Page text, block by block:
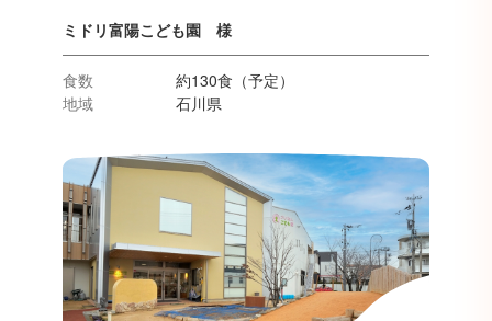
ミドリ富陽こども園 様
食数
約130食（予定）
地域
石川県